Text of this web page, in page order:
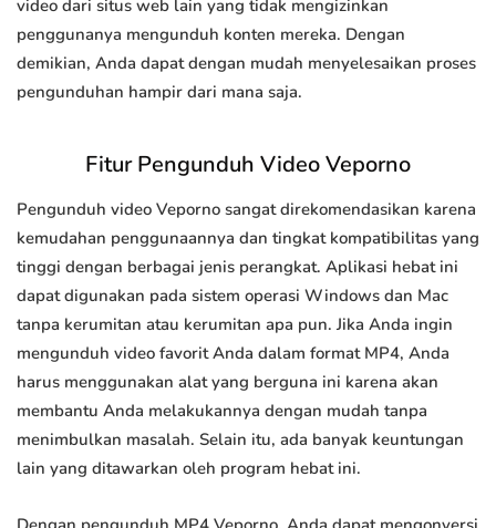
video dari situs web lain yang tidak mengizinkan
penggunanya mengunduh konten mereka. Dengan
demikian, Anda dapat dengan mudah menyelesaikan proses
pengunduhan hampir dari mana saja.
Fitur Pengunduh Video Veporno
Pengunduh video Veporno sangat direkomendasikan karena
kemudahan penggunaannya dan tingkat kompatibilitas yang
tinggi dengan berbagai jenis perangkat. Aplikasi hebat ini
dapat digunakan pada sistem operasi Windows dan Mac
tanpa kerumitan atau kerumitan apa pun. Jika Anda ingin
mengunduh video favorit Anda dalam format MP4, Anda
harus menggunakan alat yang berguna ini karena akan
membantu Anda melakukannya dengan mudah tanpa
menimbulkan masalah. Selain itu, ada banyak keuntungan
lain yang ditawarkan oleh program hebat ini.